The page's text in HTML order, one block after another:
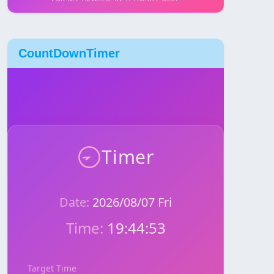
CountDownTimer